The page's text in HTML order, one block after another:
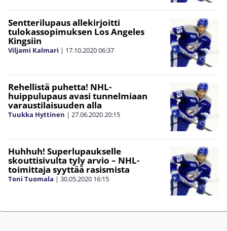
Sentterilupaus allekirjoitti
tulokassopimuksen Los Angeles
Kingsiin
Viljami Kalmari | 17.10.202006:37
Rehellistä puhetta! NHL-
huippulupaus avasi tunnelmiaan
varaustilaisuuden alla
Tuukka Hyttinen | 27.06.202020:15
Huhhuh! Superlupaukselle
skouttisivulta tyly arvio – NHL-
toimittaja syyttää rasismista
Toni Tuomala | 30.05.2020 16:15